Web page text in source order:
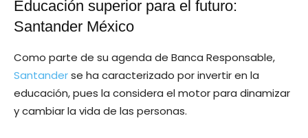
Educación superior para el futuro:
Santander México
Como parte de su agenda de Banca Responsable,
Santanderse ha caracterizado por invertir en la
educación, pues la considera el motor para dinamizar
y cambiar la vida de las personas.